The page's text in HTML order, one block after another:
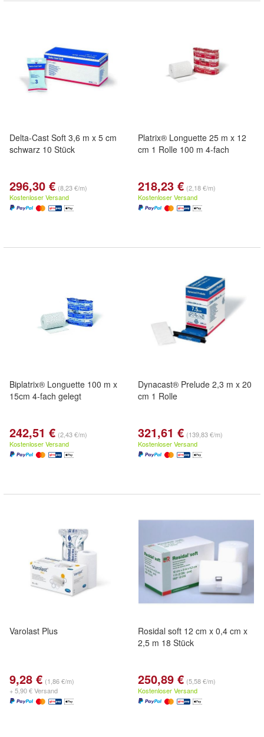
Delta-Cast Soft 3,6 m x 5 cm
schwarz 10 Stück
296,30 € (8,23 €/m)
Kostenloser Versand
Platrix® Longuette 25 m x 12
cm 1 Rolle 100 m 4-fach
218,23 € (2,18 €/m)
Kostenloser Versand
Biplatrix® Longuette 100 m x
15cm 4-fach gelegt
242,51 € (2,43 €/m)
Kostenloser Versand
Dynacast® Prelude 2,3 m x 20
cm 1 Rolle
321,61 € (139,83 €/m)
Kostenloser Versand
Varolast Plus
9,28 € (1,86 €/m)
+ 5,90 € Versand
Rosidal soft 12 cm x 0,4 cm x
2,5 m 18 Stück
250,89 € (5,58 €/m)
Kostenloser Versand